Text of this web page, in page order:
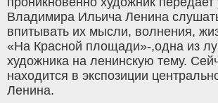
Владимира Ильича Ленина
впитывать их мысли, волнения,
«На Красной площади»-,одна из
художника на ленинскую тему.
находится в экспозиции
Ленина.